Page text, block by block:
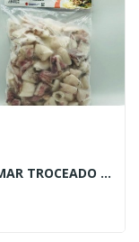
CALAMAR TROCEADO EXKIMO 1 KG